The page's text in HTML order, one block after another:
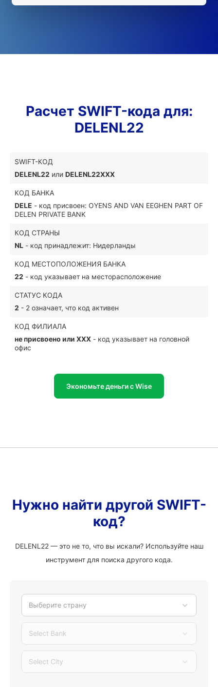
Расчет SWIFT-кода для:
DELENL22
SWIFT-КОД
DELENL22 или DELENL22XXX
КОД БАНКА
DELE - код присвоен: OYENS AND VAN EEGHEN PART OF
DELEN PRIVATE BANK
КОД СТРАНЫ
NL - код принадлежит: Нидерланды
КОД МЕСТОПОЛОЖЕНИЯ БАНКА
22 - код указывает на месторасположение
СТАТУС КОДА
2 - 2 означает, что код активен
КОД ФИЛИАЛА
не присвоено или XXX - код указывает на головной
офис
Экономьте деньги с Wise
Нужно найти другой SWIFT-
код?
DELENL22 — это не то, что вы искали? Используйте наш
инструмент для поиска другого кода.
Выберите страну
Select Bank
Select City